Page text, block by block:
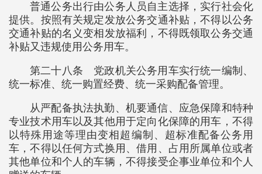
普通公务出行由公务人员自主选择，实行社会化
提供。按照有关规定发放公务交通补贴，不得以公务
交通补贴的名义变相发放福利，不得既领取公务交通
补贴又违规使用公务用车。
第二十八条 党政机关公务用车实行统一编制、
统一标准、统一购置经费、统一采购配备管理。
从严配备执法执勤、机要通信、应急保障和特种
专业技术用车以及其他用于定向化保障的用车，不得
以特殊用途等理由变相超编制、超标准配备公务用
车，不得以任何方式换用、借用、占用所属单位或者
其他单位和个人的车辆，不得接受企事业单位和个人